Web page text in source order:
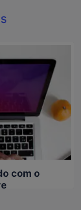
com o